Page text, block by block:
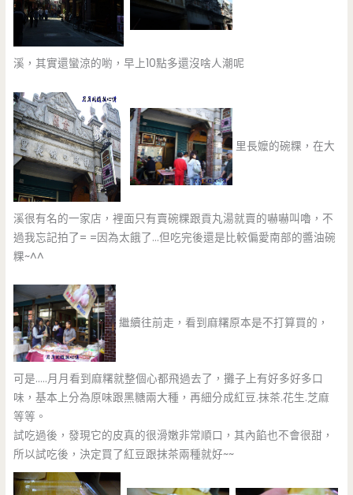
溪，其實還蠻涼的喲，早上10點多還沒啥人潮呢
里長嬤的碗粿，在大
溪很有名的一家店，裡面只有賣碗粿跟貢丸湯就賣的嚇嚇叫嚕，不
過我忘記拍了= =因為太餓了…但吃完後還是比較偏愛南部的醬油碗
粿~^^
繼續往前走，看到麻糬原本是不打算買的，
可是…..月月看到麻糬就整個心都飛過去了，攤子上有好多好多口
味，基本上分為原味跟黑糖兩大種，再細分成紅豆.抹茶.花生.芝麻
等等。
試吃過後，發現它的皮真的很滑嫩非常順口，其內餡也不會很甜，
所以試吃後，決定買了紅豆跟抹茶兩種就好~~